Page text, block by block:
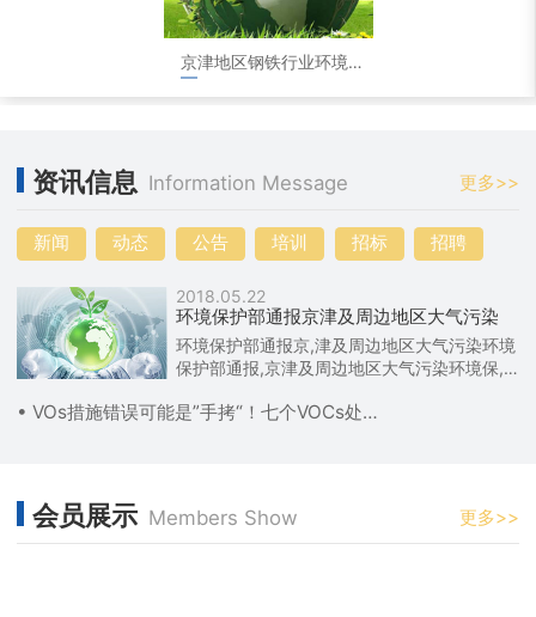
京津地区钢铁行业环境评测
资讯信息 Information Message 更多>>
新闻 动态 公告 培训 招标 招聘
2018.05.22
环境保护部通报京津及周边地区大气污染
环境保护部通报京,津及周边地区大气污染环境
保护部通报,京津及周边地区大气污染环境保,
• VOs措施错误可能是”手拷“！七个VOCs处理乱象
会员展示 Members Show 更多>>